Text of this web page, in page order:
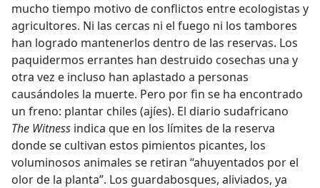
mucho tiempo motivo de conflictos entre ecologistas y
agricultores. Ni las cercas ni el fuego ni los tambores
han logrado mantenerlos dentro de las reservas. Los
paquidermos errantes han destruido cosechas una y
otra vez e incluso han aplastado a personas
causándoles la muerte. Pero por fin se ha encontrado
un freno: plantar chiles (ajíes). El diario sudafricano
The Witness indica que en los límites de la reserva
donde se cultivan estos pimientos picantes, los
voluminosos animales se retiran “ahuyentados por el
olor de la planta”. Los guardabosques, aliviados, ya